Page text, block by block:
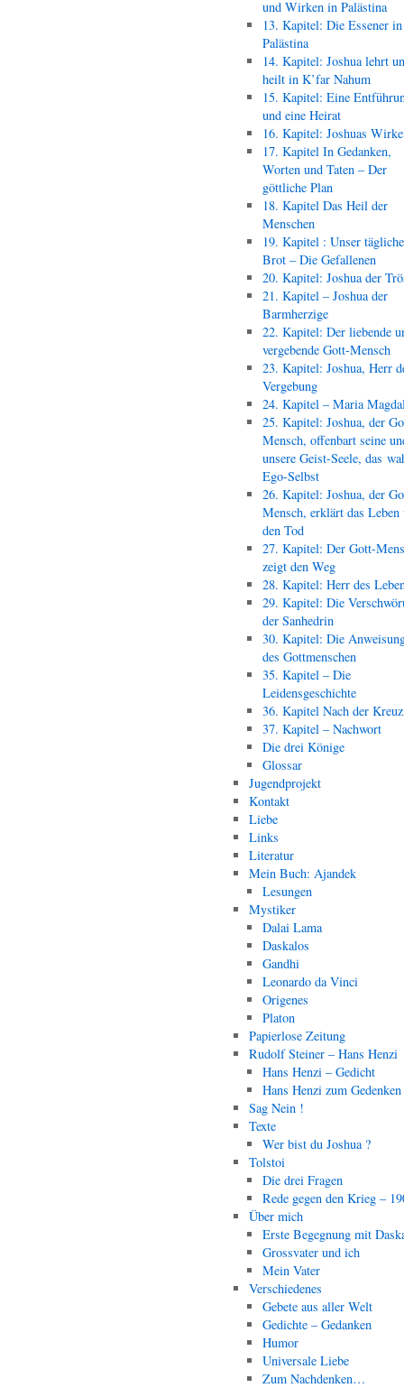
und Wirken in Palästina
13. Kapitel: Die Essener in
Palästina
14. Kapitel: Joshua lehrt
heilt in K’far Nahum
15. Kapitel: Eine
und eine Heirat
16. Kapitel: Joshuas
17. Kapitel In Gedanken,
Worten und Taten – Der
göttliche Plan
18. Kapitel Das Heil der
Menschen
19. Kapitel : Unser
Brot – Die Gefallenen
20. Kapitel: Joshua der
21. Kapitel – Joshua der
Barmherzige
22. Kapitel: Der liebende
vergebende Gott-Mensch
23. Kapitel: Joshua, Herr
Vergebung
24. Kapitel – Maria
25. Kapitel: Joshua, der
Mensch, offenbart seine
unsere Geist-Seele, das
Ego-Selbst
26. Kapitel: Joshua, der
Mensch, erklärt das Leben
den Tod
27. Kapitel: Der Gott-
zeigt den Weg
28. Kapitel: Herr des
29. Kapitel: Die
der Sanhedrin
30. Kapitel: Die
des Gottmenschen
35. Kapitel – Die
Leidensgeschichte
36. Kapitel Nach der
37. Kapitel – Nachwort
Die drei Könige
Glossar
Jugendprojekt
Kontakt
Liebe
Links
Literatur
Mein Buch: Ajandek
Lesungen
Mystiker
Dalai Lama
Daskalos
Gandhi
Leonardo da Vinci
Origenes
Platon
Papierlose Zeitung
Rudolf Steiner – Hans Henzi
Hans Henzi – Gedicht
Hans Henzi zum Gedenken
Sag Nein !
Texte
Wer bist du Joshua ?
Tolstoi
Die drei Fragen
Rede gegen den Krieg –
Über mich
Erste Begegnung mit
Grossvater und ich
Mein Vater
Verschiedenes
Gebete aus aller Welt
Gedichte – Gedanken
Humor
Universale Liebe
Zum Nachdenken…